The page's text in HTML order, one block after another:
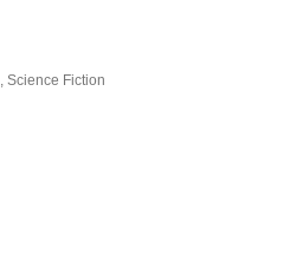
,Science Fiction